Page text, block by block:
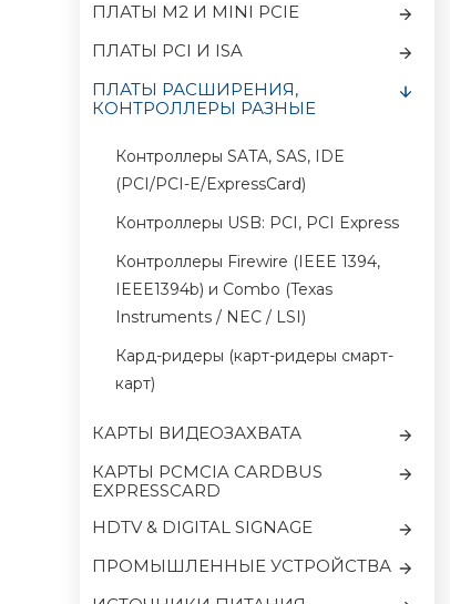
ПЛАТЫ M2 И MINI PCIE
ПЛАТЫ PCI И ISA
ПЛАТЫ РАСШИРЕНИЯ,
КОНТРОЛЛЕРЫ РАЗНЫЕ
Контроллеры SATA, SAS, IDE
(PCI/PCI-E/ExpressCard)
Контроллеры USB: PCI, PCI Express
Контроллеры Firewire (IEEE 1394,
IEEE1394b) и Combo (Texas
Instruments / NEC / LSI)
Кард-ридеры (карт-ридеры смарт-
карт)
КАРТЫ ВИДЕОЗАХВАТА
КАРТЫ PCMCIA CARDBUS
EXPRESSCARD
HDTV & DIGITAL SIGNAGE
ПРОМЫШЛЕННЫЕ УСТРОЙСТВА